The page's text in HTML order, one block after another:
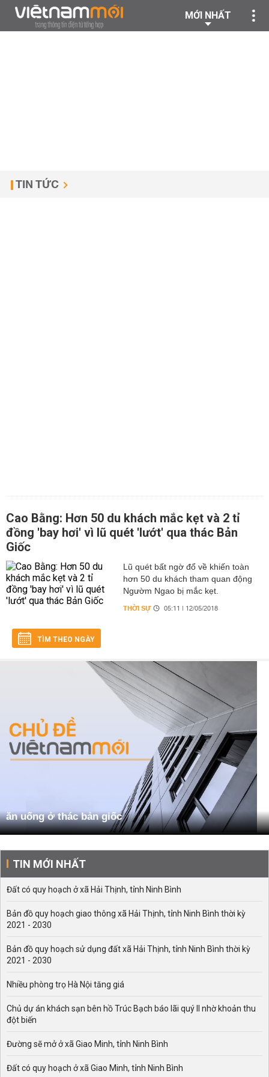
MỚI NHẤT
TIN TỨC
Cao Bằng: Hơn 50 du khách mắc kẹt và 2 tỉ
đồng 'bay hơi' vì lũ quét 'lướt' qua thác Bản
Giốc
Lũ quét bất ngờ đổ về khiến toàn
hơn 50 du khách tham quan động
Ngườm Ngao bị mắc kẹt.
THỜI SỰ 05:11 | 12/05/2018
TÌM THEO NGÀY
ăn uống ở thác bản giốc
TIN MỚI NHẤT
Đất có quy hoạch ở xã Hải Thịnh, tỉnh Ninh Bình
Bản đồ quy hoạch giao thông xã Hải Thịnh, tỉnh Ninh Bình thời kỳ
2021 - 2030
Bản đồ quy hoạch sử dụng đất xã Hải Thịnh, tỉnh Ninh Bình thời kỳ
2021 - 2030
Nhiều phòng trọ Hà Nội tăng giá
Chủ dự án khách sạn bên hồ Trúc Bạch báo lãi quý II nhờ khoản thu
đột biến
Đường sẽ mở ở xã Giao Minh, tỉnh Ninh Bình
Đất có quy hoạch ở xã Giao Minh, tỉnh Ninh Bình